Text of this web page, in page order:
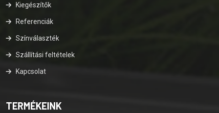
Kiegészítők
Referenciák
Színválaszték
Szállítási feltételek
Kapcsolat
TERMÉKEINK